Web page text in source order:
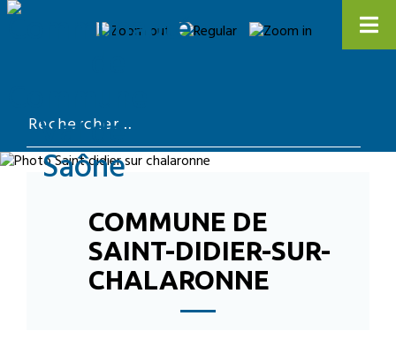
COMMUNE DE
SAINT-DIDIER-SUR-
CHALARONNE